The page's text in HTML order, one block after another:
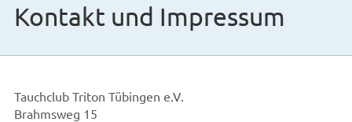
Kontakt und Impressum
Tauchclub Triton Tübingen e.V.
Brahmsweg 15